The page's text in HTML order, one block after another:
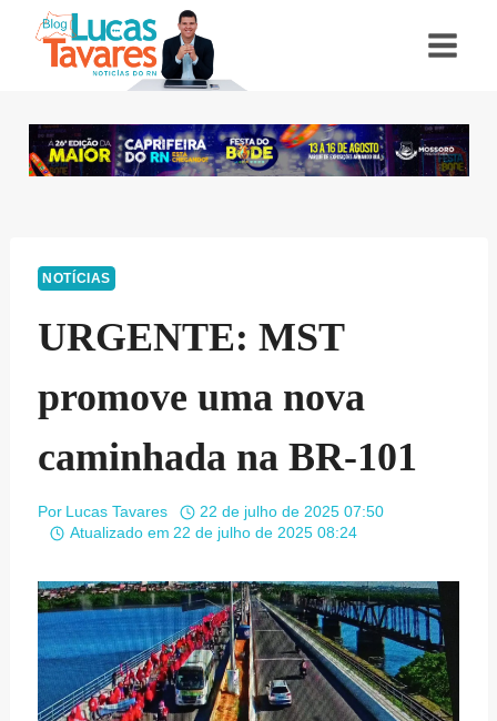
NOTÍCIAS
URGENTE: MST
promove uma nova
caminhada na BR-101
Por Lucas Tavares
22 de julho de 2025 07:50
Atualizado em 22 de julho de 2025 08:24